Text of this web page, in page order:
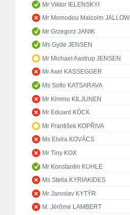
Mr Viktor IELENSKYI
Mr Momodou Malcolm JALLOW
Mr Grzegorz JANIK
Ms Gyde JENSEN
Mr Michael Aastrup JENSEN
Mr Axel KASSEGGER
Ms Sofio KATSARAVA
Mr Kimmo KILJUNEN
Mr Eduard KÖCK
Mr František KOPŘIVA
Ms Elvira KOVÁCS
Mr Tiny KOX
Mr Konstantin KUHLE
Ms Stella KYRIAKIDES
Mr Jaroslav KYTÝR
M. Jérôme LAMBERT